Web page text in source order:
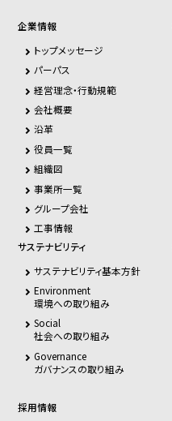
企業情報
トップメッセージ
パーパス
経営理念・行動規範
会社概要
沿革
役員一覧
組織図
事業所一覧
グループ会社
工事情報
サステナビリティ
サステナビリティ基本方針
Environment
環境への取り組み
Social
社会への取り組み
Governance
ガバナンスの取り組み
採用情報